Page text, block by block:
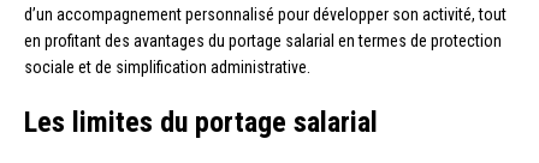
d’un accompagnement personnalisé pour développer son activité, tout
en profitant des avantages du portage salarial en termes de protection
sociale et de simplification administrative.
Les limites du portage salarial